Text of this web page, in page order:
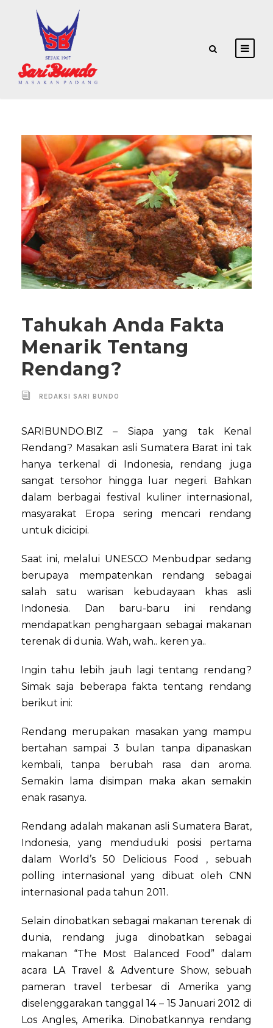
Tahukah Anda Fakta
Menarik Tentang
Rendang?
REDAKSI SARI BUNDO
SARIBUNDO.BIZ – Siapa yang tak Kenal
Rendang? Masakan asli Sumatera Barat ini tak
hanya terkenal di Indonesia, rendang juga
sangat tersohor hingga luar negeri. Bahkan
dalam berbagai festival kuliner internasional,
masyarakat Eropa sering mencari rendang
untuk dicicipi.
Saat ini, melalui UNESCO Menbudpar sedang
berupaya mempatenkan rendang sebagai
salah satu warisan kebudayaan khas asli
Indonesia. Dan baru-baru ini rendang
mendapatkan penghargaan sebagai makanan
terenak di dunia. Wah, wah.. keren ya..
Ingin tahu lebih jauh lagi tentang rendang?
Simak saja beberapa fakta tentang rendang
berikut ini:
Rendang merupakan masakan yang mampu
bertahan sampai 3 bulan tanpa dipanaskan
kembali, tanpa berubah rasa dan aroma.
Semakin lama disimpan maka akan semakin
enak rasanya.
Rendang adalah makanan asli Sumatera Barat,
Indonesia, yang menduduki posisi pertama
dalam World’s 50 Delicious Food , sebuah
polling internasional yang dibuat oleh CNN
internasional pada tahun 2011.
Selain dinobatkan sebagai makanan terenak di
dunia, rendang juga dinobatkan sebagai
makanan “The Most Balanced Food” dalam
acara LA Travel & Adventure Show, sebuah
pameran travel terbesar di Amerika yang
diselenggarakan tanggal 14 – 15 Januari 2012 di
Los Angles, Amerika. Dinobatkannya rendang